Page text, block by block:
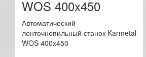
WOS 400x450
Автоматический
ленточнопильный станок Karmetal
WOS 400x450